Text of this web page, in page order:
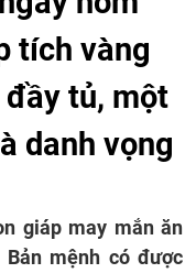
tích vàng
tủ, một
danh vọng
giáp may mắn ăn
mệnh có được